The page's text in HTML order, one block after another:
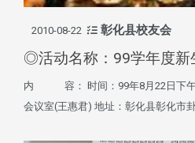
2010-08-22 彰化县校友会
◎活动名称：99学年度新
内 容： 时间：99年8月22日下午
会议室(王惠君) 地址：彰化县彰化市